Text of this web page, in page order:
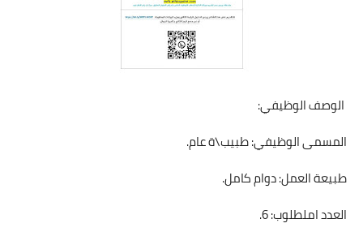
الوصف الوظيفي:
المسمى الوظيفي: طبيب\ة عام.
طبيعة العمل: دوام كامل.
العدد املطلوب: 6.